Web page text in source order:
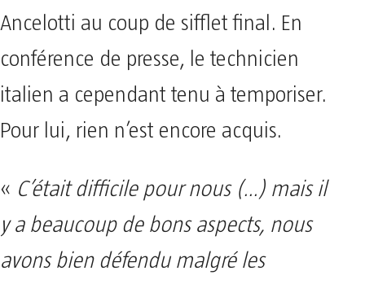
Ancelotti au coup de sifflet final. En
conférence de presse, le technicien
italien a cependant tenu à temporiser.
Pour lui, rien n’est encore acquis.
« C’était difficile pour nous (…) mais il
y a beaucoup de bons aspects, nous
avons bien défendu malgré les